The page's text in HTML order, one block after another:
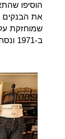
הוסיפו
את הבנקים
שמוחזקת
ב-1971 ונסחרה בבורסה עד 1996.